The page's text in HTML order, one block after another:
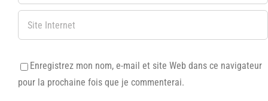
Enregistrez mon nom, e-mail et site Web dans ce navigateur
pour la prochaine fois que je commenterai.